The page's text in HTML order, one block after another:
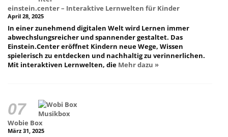
einstein.center – Interaktive Lernwelten für Kinder
April 28, 2025
In einer zunehmend digitalen Welt wird Lernen immer
abwechslungsreicher und spannender gestaltet. Das
Einstein.Center eröffnet Kindern neue Wege, Wissen
spielerisch zu entdecken und nachhaltig zu verinnerlichen.
Mit interaktiven Lernwelten, die Mehr dazu »
Wobie Box
März 31, 2025